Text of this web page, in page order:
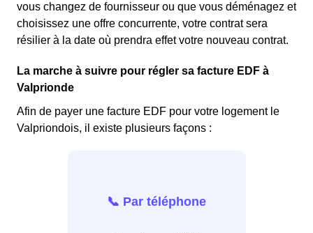
vous changez de fournisseur ou que vous déménagez et
choisissez une offre concurrente, votre contrat sera
résilier à la date où prendra effet votre nouveau contrat.
La marche à suivre pour régler sa facture EDF à
Valprionde
Afin de payer une facture EDF pour votre logement le
Valpriondois, il existe plusieurs façons :
📞 Par téléphone